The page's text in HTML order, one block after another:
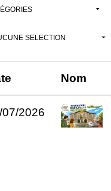
SELECTION
Nom
07/2026